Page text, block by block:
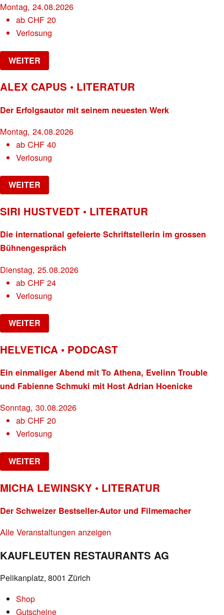
Montag, 24.08.2026
abCHF 20
Verlosung
WEITER
ALEX CAPUS • LITERATUR
Der Erfolgsautor mit seinem neuesten Werk
Montag, 24.08.2026
abCHF 40
Verlosung
WEITER
SIRI HUSTVEDT • LITERATUR
Die international gefeierte Schriftstellerin im grossen
Bühnengespräch
Dienstag, 25.08.2026
abCHF 24
Verlosung
WEITER
HELVETICA • PODCAST
Ein einmaliger Abend mit To Athena, Evelinn Trouble
und Fabienne Schmuki mit Host Adrian Hoenicke
Sonntag, 30.08.2026
abCHF 20
Verlosung
WEITER
MICHA LEWINSKY • LITERATUR
Der Schweizer Bestseller-Autor und Filmemacher
Alle Veranstaltungen anzeigen
KAUFLEUTEN RESTAURANTS AG
Pelikanplatz, 8001 Zürich
Shop
Gutscheine